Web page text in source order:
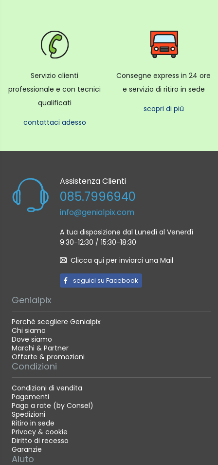
Servizio clienti
professionale e con tecnici
qualificati
contattaci adesso
Consegne express in 24 ore
e servizio di ritiro in sede
scopri di più
Assistenza Clienti
085.7996940
info@genialpix.com
A tua disposizione dal Lunedì al Venerdì
9:30-12:30 / 15:30-18:30
Clicca qui per inviarci una Mail
seguici su Facebook
Genialpix
Perché scegliere Genialpix
Chi siamo
Dove siamo
Marchi & Partner
Offerte & promozioni
Condizioni
Condizioni di vendita
Pagamenti
Paga a rate (by Consel)
Spedizioni
Ritiro in sede
Privacy & cookie
Diritto di recesso
Garanzie
Aiuto